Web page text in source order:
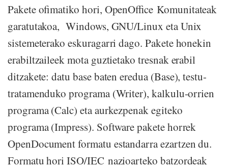
Pakete ofimatiko hori, OpenOffice Komunitateak
garatutakoa, Windows, GNU/Linux eta Unix
sistemeterako eskuragarri dago. Pakete honekin
erabiltzaileek mota guztietako tresnak erabil
ditzakete: datu base baten eredua (Base), testu-
tratamenduko programa (Writer), kalkulu-orrien
programa (Calc) eta aurkezpenak egiteko
programa (Impress). Software pakete horrek
OpenDocument formatu estandarra ezartzen du.
Formatu hori ISO/IEC nazioarteko batzordeak